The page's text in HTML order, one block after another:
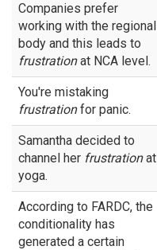
Companies prefer
working with the regional
body and this leads to
frustrationat NCA level.
You're mistaking
frustrationfor panic.
Samantha decided to
channel her frustrationat
yoga.
According to FARDC, the
conditionality has
generated a certain